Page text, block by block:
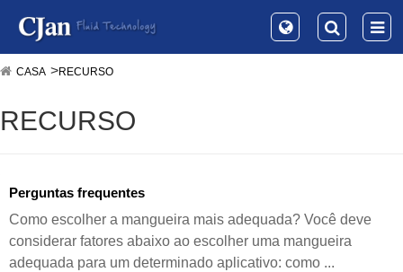
CASA RECURSO
RECURSO
Perguntas frequentes
Como escolher a mangueira mais adequada? Você deve
considerar fatores abaixo ao escolher uma mangueira
adequada para um determinado aplicativo: como ...